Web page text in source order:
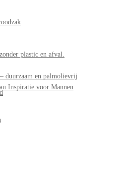
plastic en afval.
duurzaam en palmolievrij
Inspiratie voor Mannen